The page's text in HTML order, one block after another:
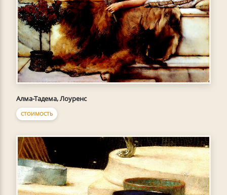
Алма-Тадема, Лоуренс
СТОИМОСТЬ